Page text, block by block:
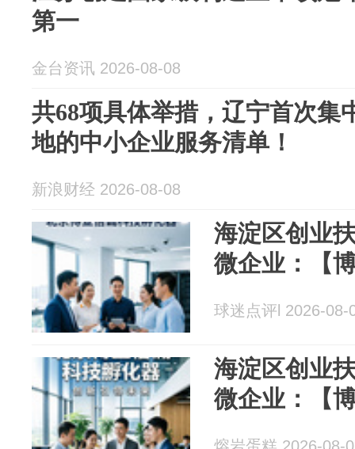
第一
金台资讯 2026-08-08
共68项具体举措，辽宁首次集
地的中小企业服务清单！
新浪财经 2026-08-08
海淀区创业
微企业：【
球迷点评l 2026-08-
海淀区创业
微企业：【